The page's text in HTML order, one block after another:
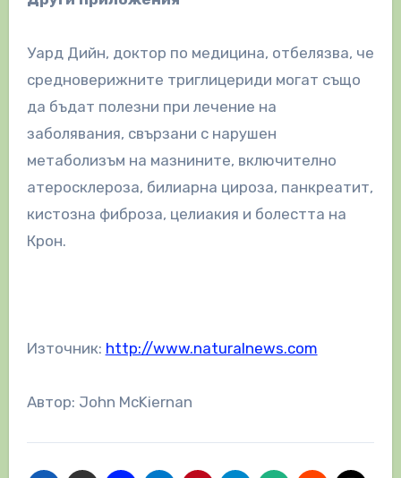
Уард Дийн, доктор по медицина, отбелязва, че
средноверижните триглицериди могат също
да бъдат полезни при лечение на
заболявания, свързани с нарушен
метаболизъм на мазнините, включително
атеросклероза, билиарна цироза, панкреатит,
кистозна фиброза, целиакия и болестта на
Крон.
Източник: http://www.naturalnews.com
Автор: John McKiernan